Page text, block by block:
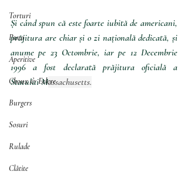
Torturi
Pasta
Aperitive
Choux & Eclere
Burgers
Sosuri
Rulade
Clătite
Și când spun că este foarte iubită de americani,
prăjitura are chiar și o zi națională dedicată, și
anume pe 23 Octombrie, iar pe 12 Decembrie
1996 a fost declarată prăjitura oficială a
Statului Massachusetts.